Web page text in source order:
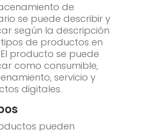
de
se puede describir y
según la descripción
de productos en
producto se puede
como consumible,
servicio y
digitales.
pueden